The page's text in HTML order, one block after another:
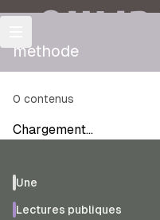
OULIPO
methode
0 contenus
Chargement…
Une
Lectures publiques